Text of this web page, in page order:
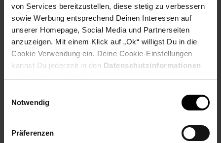
von Services bereitzustellen, diese stetig zu verbessern
sowie Werbung entsprechend Deinen Interessen auf
unserer Homepage, Social Media und Partnerseiten
anzuzeigen. Mit einem Klick auf „Ok“ willigst Du in die
Cookie Verwendung ein. Deine Cookie-Einstellungen
kannst Du jederzeit in den Datenschutzinformationen
Notwendig
Präferenzen
4× Frühstücksteller
4× Müslischale
Material: Steinzeug
Merkmal: Spülmaschinenfest, mikrowellensicher
Frühstücksteller:
Höhe: ca. 2 cm
Durchmesser: ca. 14,5 cm